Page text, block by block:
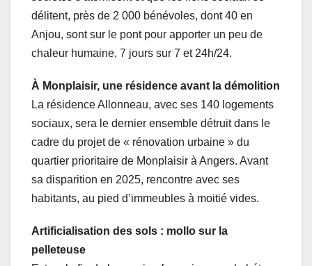
délitent, près de 2 000 bénévoles, dont 40 en
Anjou, sont sur le pont pour apporter un peu de
chaleur humaine, 7 jours sur 7 et 24h/24.
À Monplaisir, une résidence avant la démolition
La résidence Allonneau, avec ses 140 logements
sociaux, sera le dernier ensemble détruit dans le
cadre du projet de « rénovation urbaine » du
quartier prioritaire de Monplaisir à Angers. Avant
sa disparition en 2025, rencontre avec ses
habitants, au pied d’immeubles à moitié vides.
Artificialisation des sols : mollo sur la
pelleteuse